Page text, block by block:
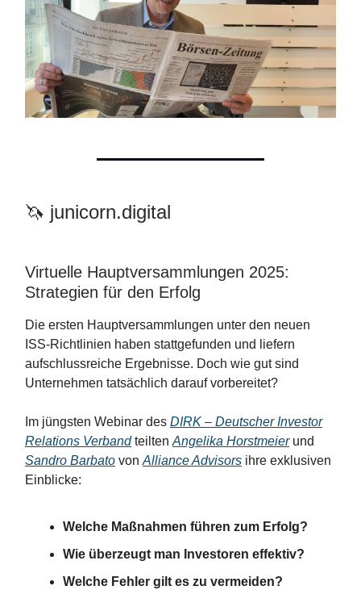
🦄 junicorn.digital
Virtuelle Hauptversammlungen 2025:
Strategien für den Erfolg
Die ersten Hauptversammlungen unter den neuen
ISS-Richtlinien haben stattgefunden und liefern
aufschlussreiche Ergebnisse. Doch wie gut sind
Unternehmen tatsächlich darauf vorbereitet?
Im jüngsten Webinar des DIRK – Deutscher Investor
Relations VerbandteiltenAngelika Horstmeierund
Sandro Barbato vonAlliance Advisors ihre exklusiven
Einblicke:
Welche Maßnahmen führen zum Erfolg?
Wie überzeugt man Investoren effektiv?
Welche Fehler gilt es zu vermeiden?